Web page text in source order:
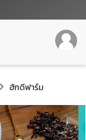
ฮักดีฟาร์ม